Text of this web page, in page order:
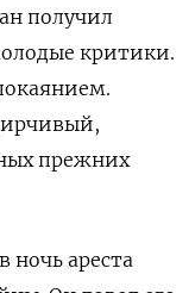
получил
критики.
прежних
ночь ареста